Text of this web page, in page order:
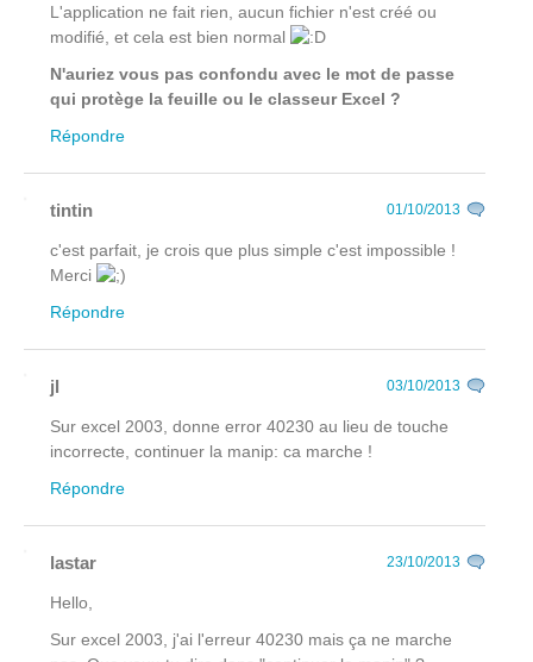
L'application ne fait rien, aucun fichier n'est créé ou
modifié, et cela est bien normal
N'auriez vous pas confondu avec le mot de passe
qui protège la feuille ou le classeur Excel ?
Répondre
tintin 01/10/2013
c'est parfait, je crois que plus simple c'est impossible !
Merci
Répondre
jl 03/10/2013
Sur excel 2003, donne error 40230 au lieu de touche
incorrecte, continuer la manip: ca marche !
Répondre
lastar 23/10/2013
Hello,
Sur excel 2003, j'ai l'erreur 40230 mais ça ne marche